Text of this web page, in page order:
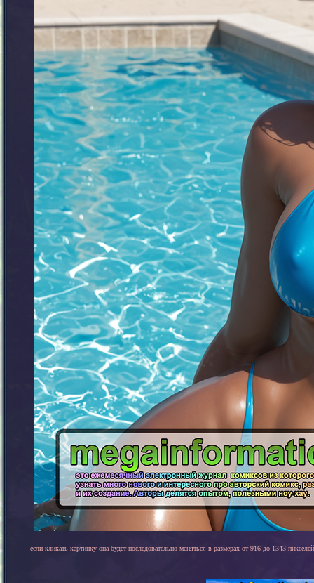
если кликать картинку она будет последовательно меняться в размерах от 916 до 1343